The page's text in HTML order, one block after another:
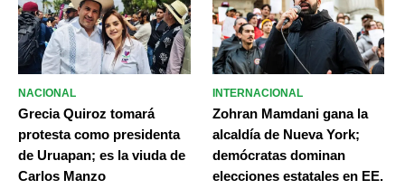
NACIONAL
Grecia Quiroz tomará
protesta como presidenta
de Uruapan; es la viuda de
Carlos Manzo
INTERNACIONAL
Zohran Mamdani gana la
alcaldía de Nueva York;
demócratas dominan
elecciones estatales en EE.